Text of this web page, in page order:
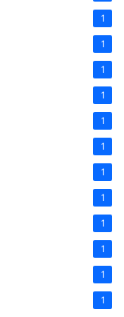
1
1
1
1
1
1
1
1
1
1
1
1